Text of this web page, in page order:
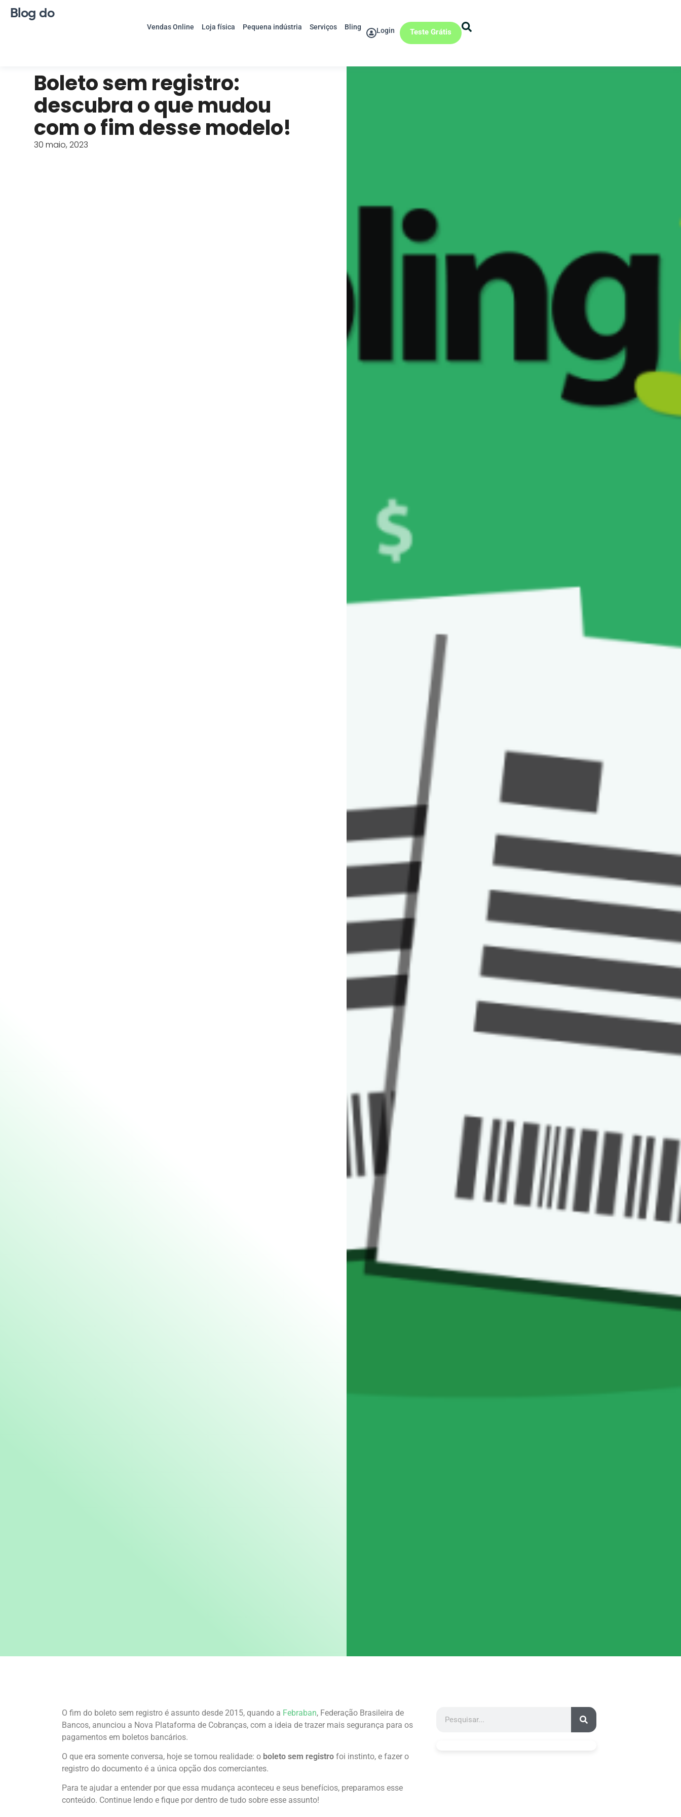
Blog do
Vendas Online Loja física Pequena indústria Serviços Bling Login Teste Grátis
Boleto sem registro:
descubra o que mudou
com o fim desse modelo!
30 maio, 2023
O fim do boleto sem registro é assunto desde 2015, quando a Febraban, Federação Brasileira de
Bancos, anunciou a Nova Plataforma de Cobranças, com a ideia de trazer mais segurança para os
pagamentos em boletos bancários.
O que era somente conversa, hoje se tornou realidade: o boleto sem registro foi instinto, e fazer o
registro do documento é a única opção dos comerciantes.
Para te ajudar a entender por que essa mudança aconteceu e seus benefícios, preparamos esse
conteúdo. Continue lendo e fique por dentro de tudo sobre esse assunto!